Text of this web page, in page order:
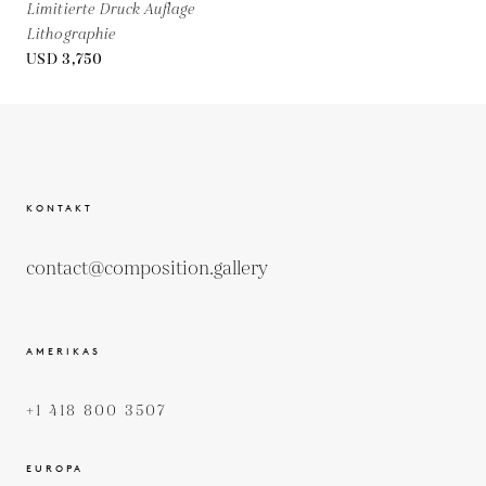
Limitierte Druck Auflage
Lithographie
USD 3,750
KONTAKT
contact@composition.gallery
AMERIKAS
+1 418 800 3507
EUROPA